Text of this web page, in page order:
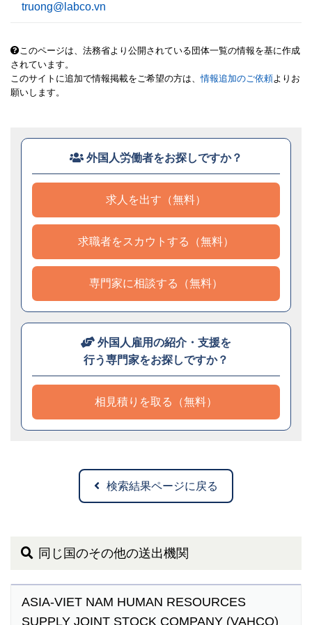
truong@labco.vn
このページは、法務省より公開されている団体一覧の情報を基に作成
されています。
このサイトに追加で情報掲載をご希望の方は、情報追加のご依頼よりお
願いします。
外国人労働者をお探しですか？
求人を出す（無料）
求職者をスカウトする（無料）
専門家に相談する（無料）
外国人雇用の紹介・支援を
行う専門家をお探しですか？
相見積りを取る（無料）
検索結果ページに戻る
同じ国のその他の送出機関
ASIA-VIET NAM HUMAN RESOURCES
SUPPLY JOINT STOCK COMPANY (VAHCO)